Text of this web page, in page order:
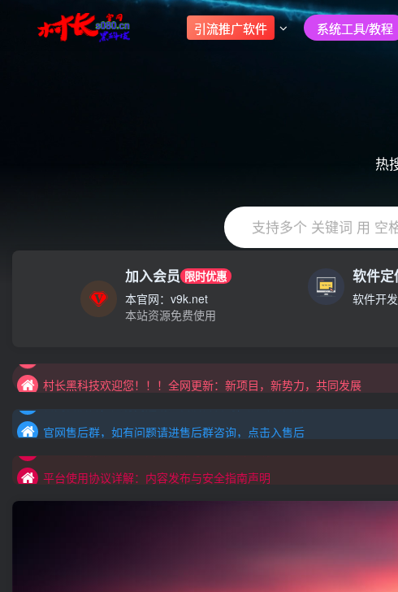
引流推广软件 系统工具/教程
热
支持多个 关键词 用 空
加入会员 限时优惠
本官网：v9k.net
本站资源免费使用
软件定
软件开
大家注意辨别盗版以免购买到（盗版）非本站购买的软件,本站概不负
村长黑科技欢迎您！！！全网更新：新项目，新势力，共同发展
村长黑科技欢迎您！！！全网更新：新项目，新势力，共同发展
官网售后群，如有问题请进售后群咨询，点击入售后
官网售后群，如有问题请进售后群咨询，点击入售后
平台使用协议详解：内容发布与安全指南声明
平台使用协议详解：内容发布与安全指南声明
平台使用协议详解：内容发布与安全指南声明